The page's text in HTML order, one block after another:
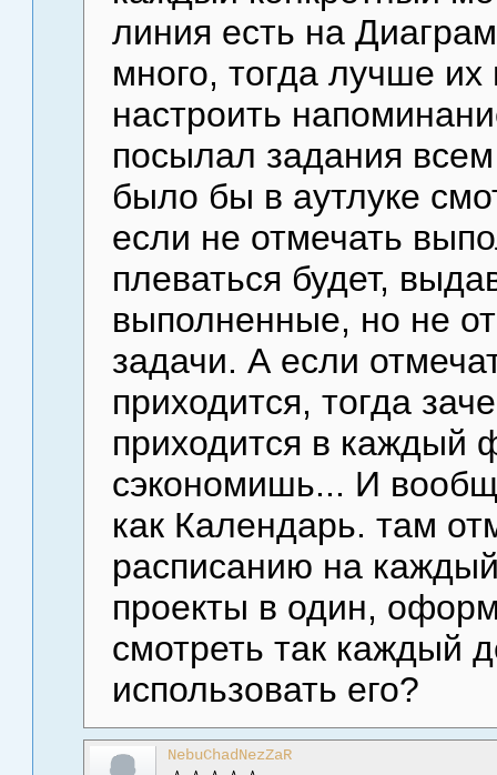
линия есть на
много, тогда лучше
настроить
посылал задания
было бы в аутлуке
если не отмечать
плеваться будет,
выполненные, но не
задачи. А если
приходится, тогда
приходится в каждый
сэкономишь... И
как Календарь. там
расписанию на
проекты в один,
смотреть так каждый
использовать его?
NebuChadNezZaR